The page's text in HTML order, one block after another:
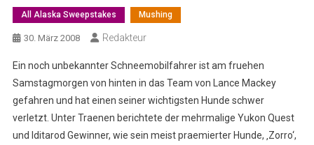
All Alaska Sweepstakes Mushing
30. März 2008 Redakteur
Ein noch unbekannter Schneemobilfahrer ist am fruehen
Samstagmorgen von hinten in das Team von Lance Mackey
gefahren und hat einen seiner wichtigsten Hunde schwer
verletzt. Unter Traenen berichtete der mehrmalige Yukon Quest
und Iditarod Gewinner, wie sein meist praemierter Hunde, ‚Zorro‘,